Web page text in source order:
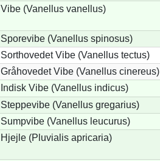
Vibe (Vanellus vanellus)
Sporevibe (Vanellus spinosus)
Sorthovedet Vibe (Vanellus tectus)
Gråhovedet Vibe (Vanellus cinereus)
Indisk Vibe (Vanellus indicus)
Steppevibe (Vanellus gregarius)
Sumpvibe (Vanellus leucurus)
Hjejle (Pluvialis apricaria)